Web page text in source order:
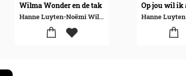
Wilma Wonder en de tak
Hanne Luyten-Noëmi Willemen
Hanne Luyten